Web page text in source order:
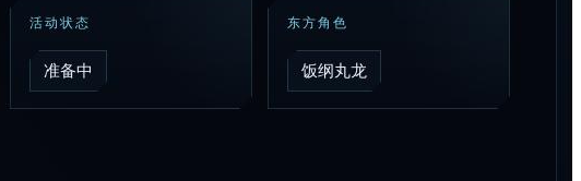
活动状态
准备中
东方角色
饭纲丸龙